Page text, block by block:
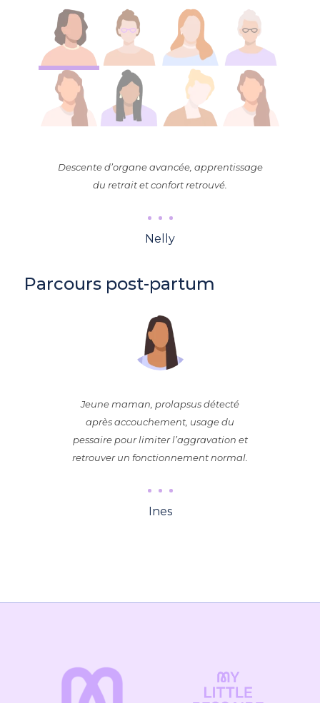
Descente d’organe avancée, apprentissage
du retrait et confort retrouvé.
Nelly
Parcours post-partum
Jeune maman, prolapsus détecté
après accouchement, usage du
pessaire pour limiter l’aggravation et
retrouver un fonctionnement normal.
Ines